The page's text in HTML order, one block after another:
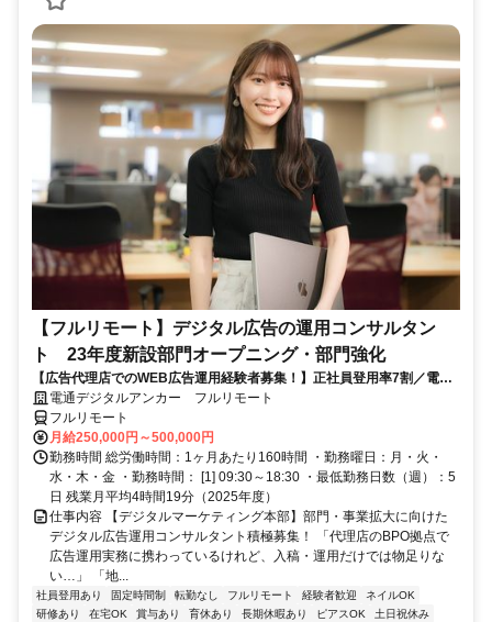
【フルリモート】デジタル広告の運用コンサルタン
ト 23年度新設部門オープニング・部門強化
【広告代理店でのWEB広告運用経験者募集！】正社員登用率7割／電通
G／全国×完全在宅／年休126日・土日祝休み／残業月平均4時間19分
電通デジタルアンカー フルリモート
フルリモート
月給250,000円～500,000円
勤務時間 総労働時間：1ヶ月あたり160時間 ・勤務曜日：月・火・
水・木・金 ・勤務時間： [1] 09:30～18:30 ・最低勤務日数（週）：5
日 残業月平均4時間19分（2025年度）
仕事内容 【デジタルマーケティング本部】部門・事業拡大に向けた
デジタル広告運用コンサルタント積極募集！ 「代理店のBPO拠点で
広告運用実務に携わっているけれど、入稿・運用だけでは物足りな
い…」 「地...
社員登用あり 固定時間制 転勤なし フルリモート 経験者歓迎
ネイルOK
研修あり
在宅OK 賞与あり 育休あり 長期休暇あり ピアスOK
土日祝休み